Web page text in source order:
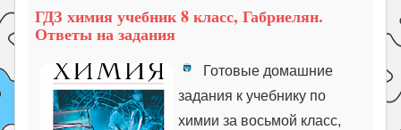
ГДЗ химия учебник 8 класс, Габриелян.
Ответы на задания
Готовые домашние
задания к учебнику по
химии за восьмой класс,